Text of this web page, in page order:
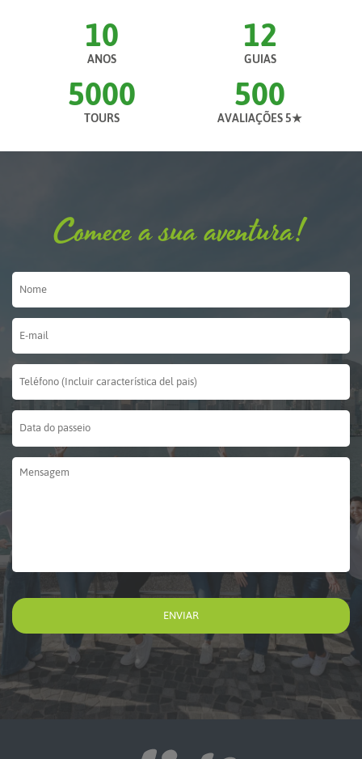
10
ANOS
12
GUIAS
5000
TOURS
500
AVALIAÇÕES 5★
Comece a sua aventura!
Nome
E-
mail *
Teléfono
Data
do
passeio
DD barra MM barra YYYY
Mensagem